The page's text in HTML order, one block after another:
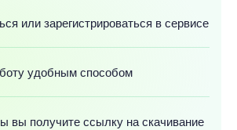
или зарегистрироваться в сервисе
удобнымспособом
вы получите ссылку на скачивание